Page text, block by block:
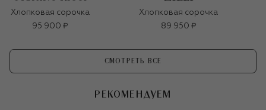
Хлопковая сорочка
95 900 ₽
Хлопковая сорочка
89 950 ₽
СМОТРЕТЬ ВСЕ
РЕКОМЕНДУЕМ